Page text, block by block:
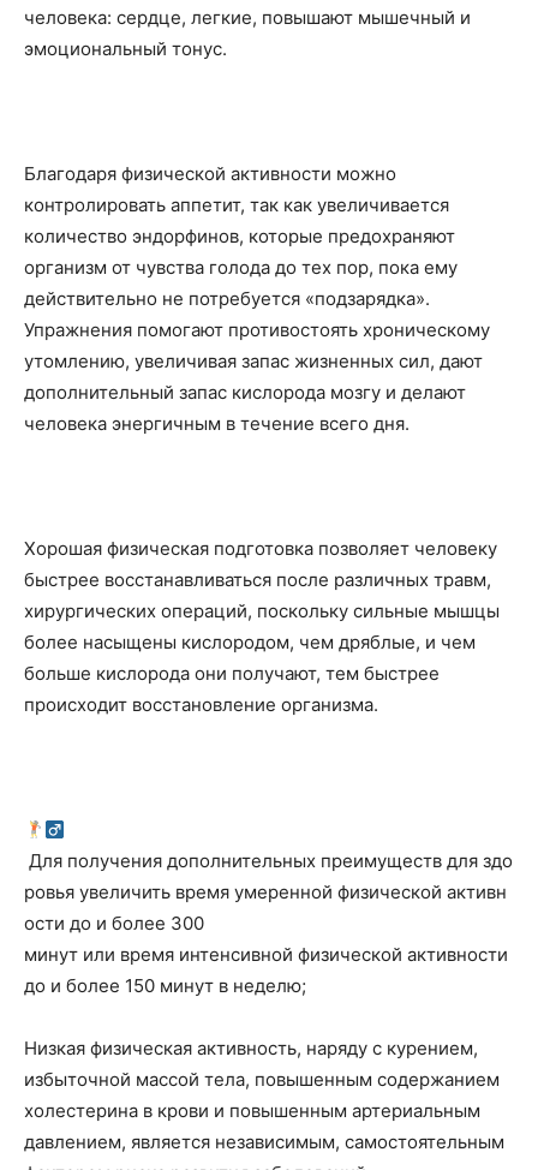
человека: сердце, легкие, повышают мышечный и
эмоциональный тонус.
Благодаря физической активности можно
контролировать аппетит, так как увеличивается
количество эндорфинов, которые предохраняют
организм от чувства голода до тех пор, пока ему
действительно не потребуется «подзарядка».
Упражнения помогают противостоять хроническому
утомлению, увеличивая запас жизненных сил, дают
дополнительный запас кислорода мозгу и делают
человека энергичным в течение всего дня.
Хорошая физическая подготовка позволяет человеку
быстрее восстанавливаться после различных травм,
хирургических операций, поскольку сильные мышцы
более насыщены кислородом, чем дряблые, и чем
больше кислорода они получают, тем быстрее
происходит восстановление организма.
Для получения дополнительных преимуществ для здо
ровья увеличить время умеренной физической активн
ости до и более 300
минут или время интенсивной физической активности
до и более 150 минут в неделю;
Низкая физическая активность, наряду с курением,
избыточной массой тела, повышенным содержанием
холестерина в крови и повышенным артериальным
давлением, является независимым, самостоятельным